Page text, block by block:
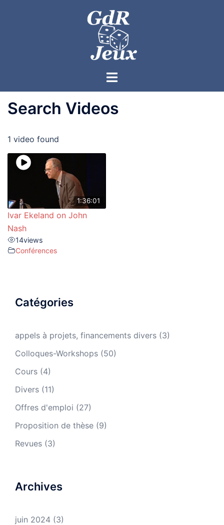
Search Videos
1 video found
1:36:01
Ivar Ekeland on John
Nash
14views
Conférences
Catégories
appels à projets, financements divers (3)
Colloques-Workshops (50)
Cours (4)
Divers (11)
Offres d'emploi (27)
Proposition de thèse (9)
Revues (3)
Archives
juin 2024 (3)